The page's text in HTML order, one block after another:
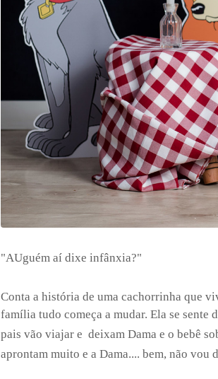
"AUguém aí dixe infânxia?"
Conta a história de uma cachorrinha que
família tudo começa a mudar. Ela se sente
pais vão viajar e deixam Dama e o bebê
aprontam muito e a Dama.... bem, não vou